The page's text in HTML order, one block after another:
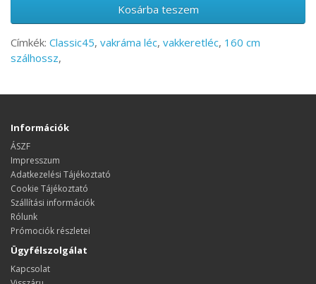
Kosárba teszem
Címkék: Classic45, vakráma léc, vakkeretléc, 160 cm
szálhossz,
Információk
ÁSZF
Impresszum
Adatkezelési Tájékoztató
Cookie Tájékoztató
Szállítási információk
Rólunk
Prómociók részletei
Ügyfélszolgálat
Kapcsolat